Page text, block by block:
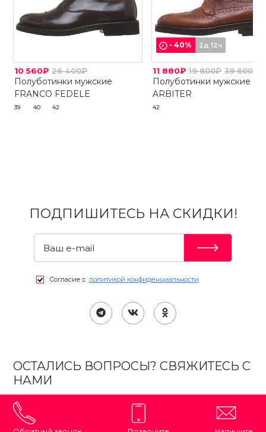
10 560₽ 26 400₽
Полуботинки мужские
FRANCO FEDELE
39 40 42
-40% 2д 12ч
11 880₽ 19 800₽ 39 600₽
Полуботинки мужские
ARBITER
42
ПОДПИШИТЕСЬ НА СКИДКИ!
Согласие с политикой конфиденциальности
ОСТАЛИСЬ ВОПРОСЫ? СВЯЖИТЕСЬ С
НАМИ